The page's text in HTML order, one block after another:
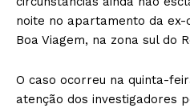
noite no apartamento da
Boa Viagem, na zona sul do
O caso ocorreu na quinta-
atenção dos investigadores